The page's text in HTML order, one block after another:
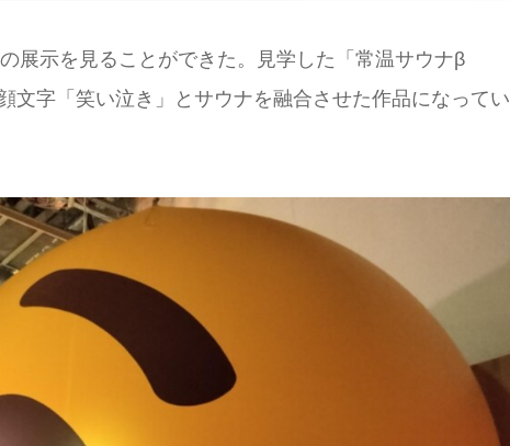
展示を見ることができた。見学した「常温サウナβ
文字「笑い泣き」とサウナを融合させた作品になってい